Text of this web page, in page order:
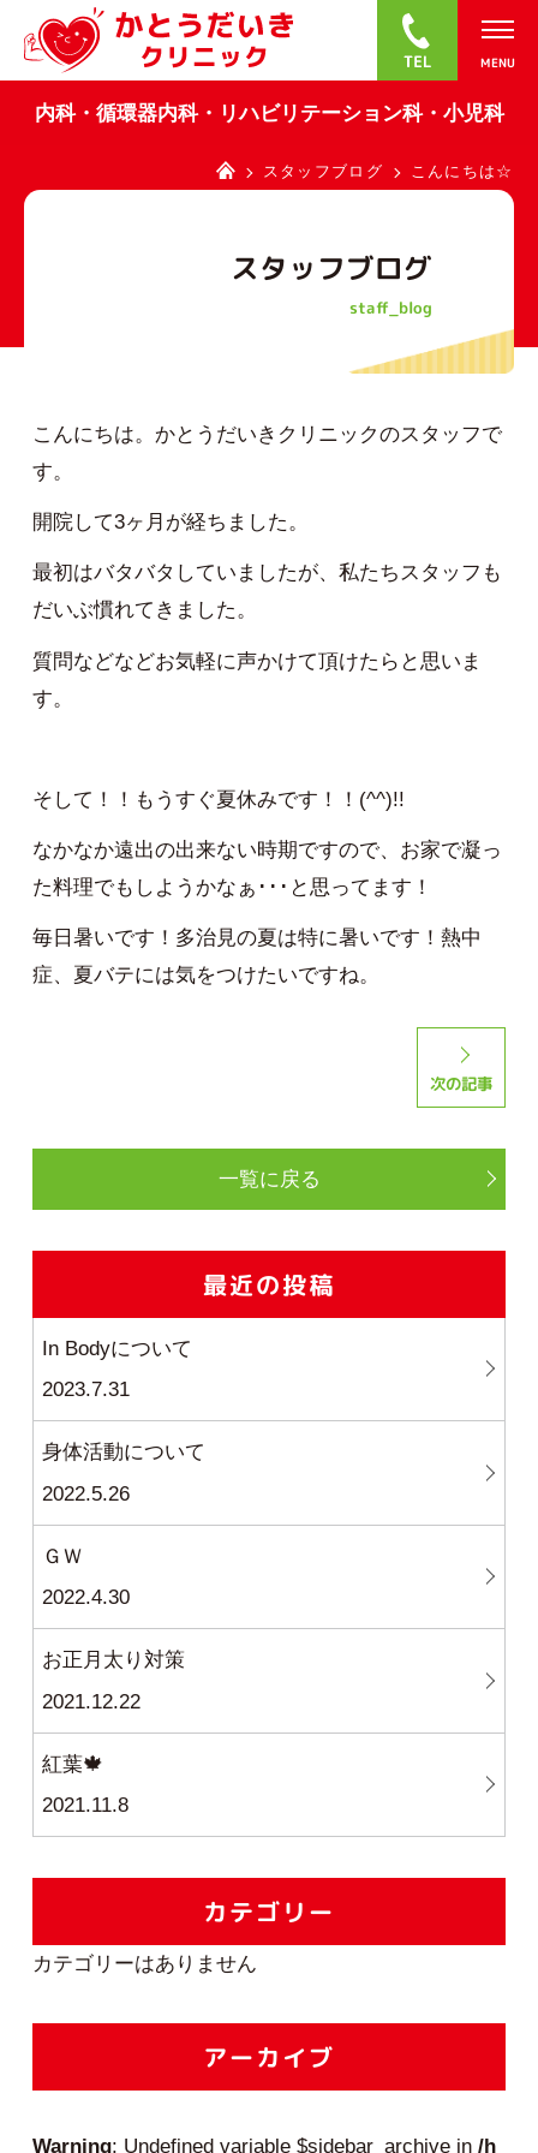
内科・循環器内科・リハビリテーション科・小児科
スタッフブログ こんにちは☆
スタッフブログ
staff_blog
こんにちは。かとうだいきクリニックのスタッフで
す。
開院して3ヶ月が経ちました。
最初はバタバタしていましたが、私たちスタッフも
だいぶ慣れてきました。
質問などなどお気軽に声かけて頂けたらと思いま
す。
そして！！もうすぐ夏休みです！！(^^)!!
なかなか遠出の出来ない時期ですので、お家で凝っ
た料理でもしようかなぁ･･･と思ってます！
毎日暑いです！多治見の夏は特に暑いです！熱中
症、夏バテには気をつけたいですね。
次の記事
一覧に戻る
最近の投稿
In Bodyについて
2023.7.31
身体活動について
2022.5.26
ＧＷ
2022.4.30
お正月太り対策
2021.12.22
紅葉🍁
2021.11.8
カテゴリー
カテゴリーはありません
アーカイブ
Warning: Undefined variable $sidebar_archive in /h